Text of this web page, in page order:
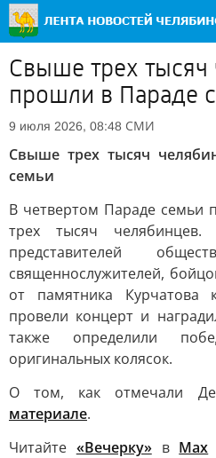
Свыше трех тысяч
прошли в Параде
9 июля 2026, 08:48 СМИ
Свыше трех тысяч
семьи
В четвертом Параде семьи
трех тысяч
представителей
священнослужителей,
от памятника Курчатова
провели концерт и
также определили
оригинальных колясок.
О том, как отмечали
материале.
Читайте «Вечерку»в Max